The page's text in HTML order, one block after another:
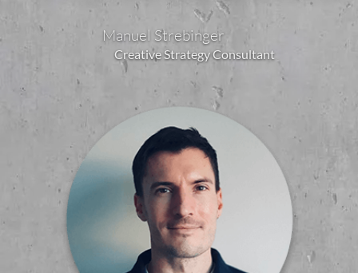
Manuel Strebinger
Creative Strategy Consultant